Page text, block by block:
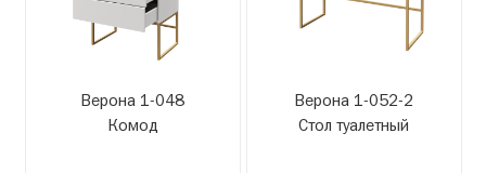
Верона 1-048
Комод
Верона 1-052-2
Стол туалетный